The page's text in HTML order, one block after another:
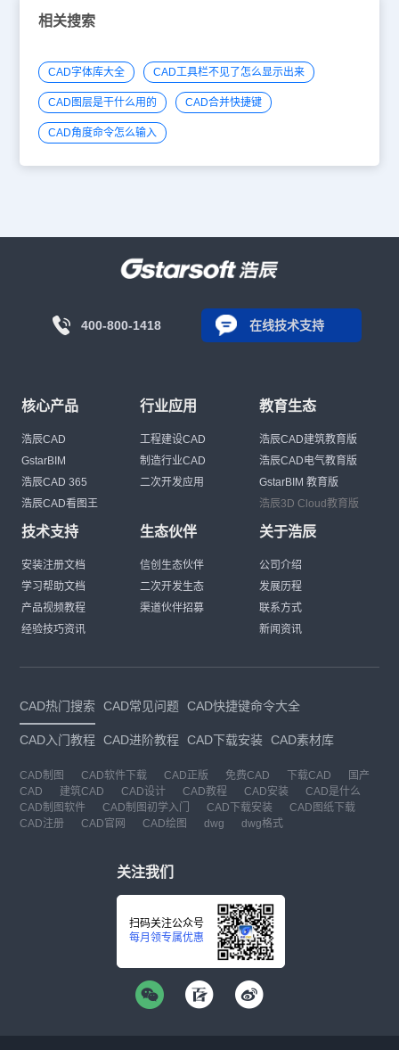
相关搜索
CAD字体库大全 CAD工具栏不见了怎么显示出来
CAD图层是干什么用的 CAD合并快捷键
CAD角度命令怎么输入
400-800-1418 在线技术支持
核心产品
浩辰CAD
GstarBIM
浩辰CAD 365
浩辰CAD看图王
行业应用
工程建设CAD
制造行业CAD
二次开发应用
教育生态
浩辰CAD建筑教育版
浩辰CAD电气教育版
GstarBIM 教育版
浩辰3D Cloud教育版
技术支持
安装注册文档
学习帮助文档
产品视频教程
经验技巧资讯
生态伙伴
信创生态伙伴
二次开发生态
渠道伙伴招募
关于浩辰
公司介绍
发展历程
联系方式
新闻资讯
CAD热门搜索 CAD常见问题 CAD快捷键命令大全
CAD入门教程 CAD进阶教程 CAD下载安装 CAD素材库
CAD制图 CAD软件下载 CAD正版 免费CAD 下载CAD
国产
CAD
建筑CAD CAD设计 CAD教程 CAD安装
CAD是什么
CAD制图软件
CAD制图初学入门 CAD下载安装
CAD图纸下载
CAD注册
CAD官网 CAD绘图 dwg dwg格式
关注我们
扫码关注公众号
每月领专属优惠